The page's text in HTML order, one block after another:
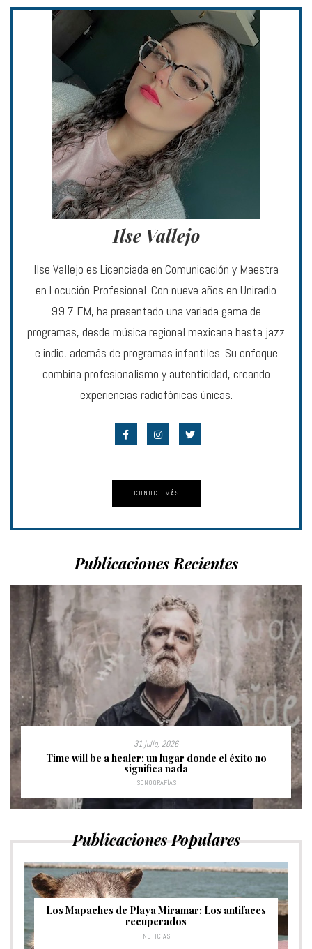
Ilse Vallejo
Ilse Vallejo es Licenciada en Comunicación y Maestra
en Locución Profesional. Con nueve años en Uniradio
99.7 FM, ha presentado una variada gama de
programas, desde música regional mexicana hasta jazz
e indie, además de programas infantiles. Su enfoque
combina profesionalismo y autenticidad, creando
experiencias radiofónicas únicas.
CONOCE MÁS
Publicaciones Recientes
31 julio, 2026
Time will be a healer: un lugar donde el éxito no
significa nada
SONOGRAFÍAS
Publicaciones Populares
Los Mapaches de Playa Miramar: Los antifaces
recuperados
NOTICIAS